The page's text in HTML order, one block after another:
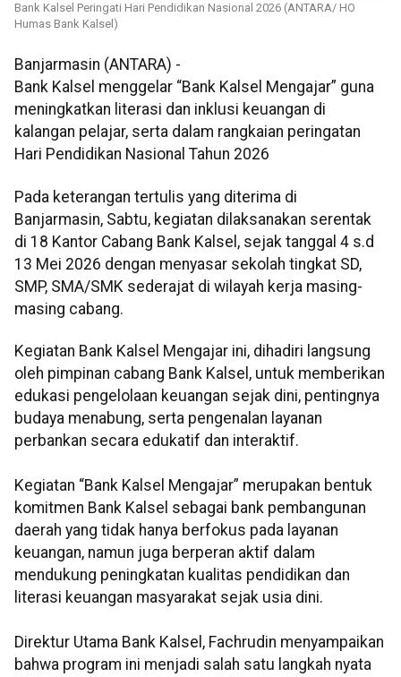
Bank Kalsel Peringati Hari Pendidikan Nasional 2026 (ANTARA/ HO
Humas Bank Kalsel)
Banjarmasin (ANTARA) -
Bank Kalsel menggelar “Bank Kalsel Mengajar” guna
meningkatkan literasi dan inklusi keuangan di
kalangan pelajar, serta dalam rangkaian peringatan
Hari Pendidikan Nasional Tahun 2026
Pada keterangan tertulis yang diterima di
Banjarmasin, Sabtu, kegiatan dilaksanakan serentak
di 18 Kantor Cabang Bank Kalsel, sejak tanggal 4 s.d
13 Mei 2026 dengan menyasar sekolah tingkat SD,
SMP, SMA/SMK sederajat di wilayah kerja masing-
masing cabang.
Kegiatan Bank Kalsel Mengajar ini, dihadiri langsung
oleh pimpinan cabang Bank Kalsel, untuk memberikan
edukasi pengelolaan keuangan sejak dini, pentingnya
budaya menabung, serta pengenalan layanan
perbankan secara edukatif dan interaktif.
Kegiatan “Bank Kalsel Mengajar” merupakan bentuk
komitmen Bank Kalsel sebagai bank pembangunan
daerah yang tidak hanya berfokus pada layanan
keuangan, namun juga berperan aktif dalam
mendukung peningkatan kualitas pendidikan dan
literasi keuangan masyarakat sejak usia dini.
Direktur Utama Bank Kalsel, Fachrudin menyampaikan
bahwa program ini menjadi salah satu langkah nyata